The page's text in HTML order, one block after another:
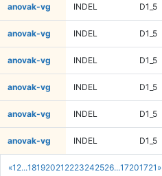
«1 2...18192021 2223242526...17201721 »
anovak-vg INDEL D1_5
anovak-vg INDEL D1_5
anovak-vg INDEL D1_5
anovak-vg INDEL D1_5
anovak-vg INDEL D1_5
anovak-vg INDEL D1_5